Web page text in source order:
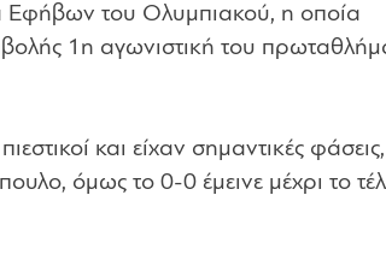
Εφήβων του Ολυμπιακού, η οποία
1η αγωνιστική του
και είχαν σημαντικές
όμως το 0-0 έμεινε μέχρι το